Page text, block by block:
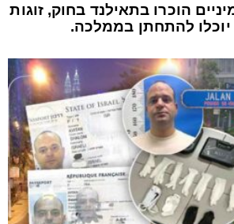
הוכרו בתאילנד בחוק, זוגות
להתחתן בממלכה.